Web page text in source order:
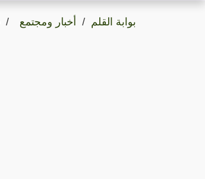
بوابة القلم أخبار ومجتمع